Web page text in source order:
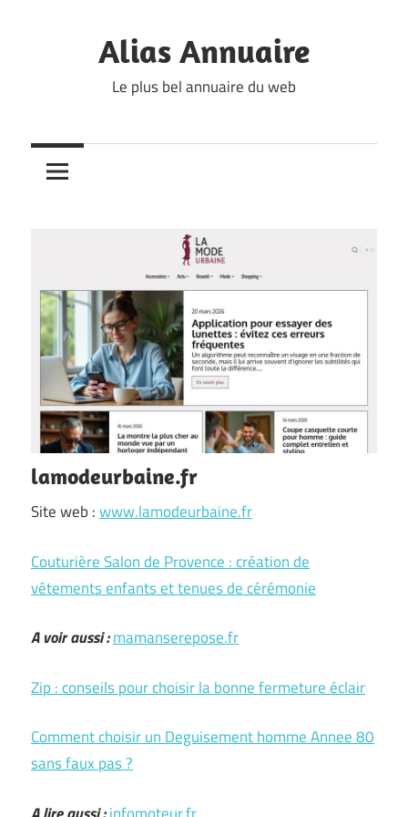
Alias Annuaire
Le plus bel annuaire du web
lamodeurbaine.fr
Site web :www.lamodeurbaine.fr
Couturière Salon de Provence : création de
vêtements enfants et tenues de cérémonie
A voir aussi :mamanserepose.fr
Zip : conseils pour choisir la bonne fermeture éclair
Comment choisir un Deguisement homme Annee 80
sans faux pas ?